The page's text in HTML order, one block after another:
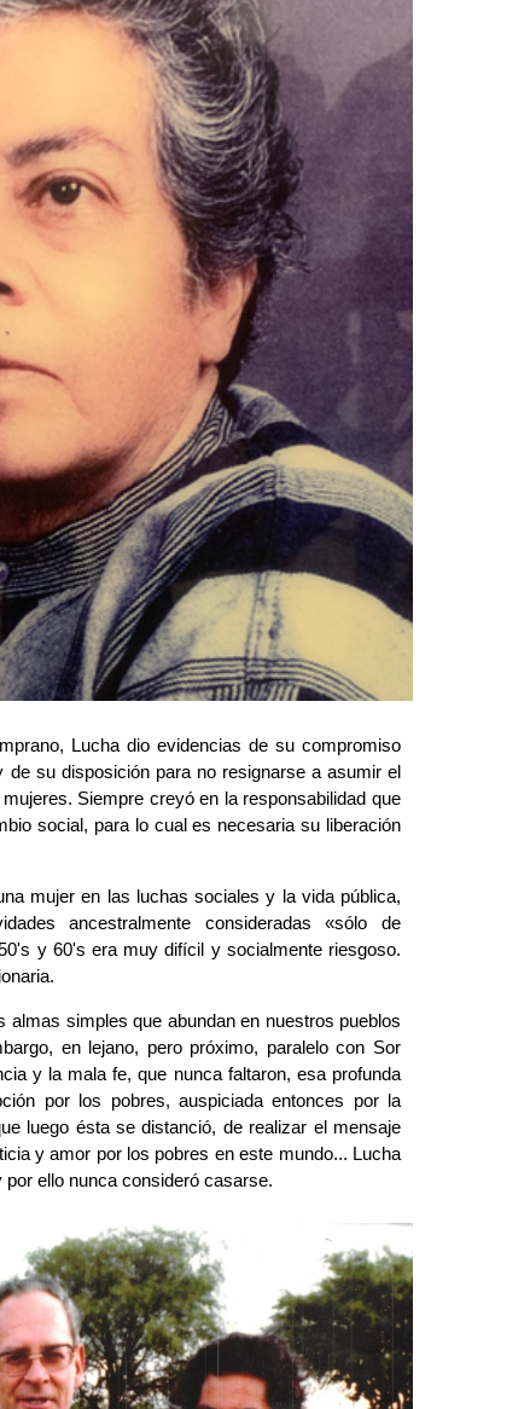
Lucha dio evidencias de su compromiso
su disposición para no resignarse a asumir el
Siempre creyó en la responsabilidad que
social, para lo cual es necesaria su liberación
mujer en las luchas sociales y la vida pública,
ancestralmente consideradas «sólo de
y 60's era muy difícil y socialmente riesgoso.
almas simples que abundan en nuestros pueblos
en lejano, pero próximo, paralelo con Sor
y la mala fe, que nunca faltaron, esa profunda
por los pobres, auspiciada entonces por la
luego ésta se distanció, de realizar el mensaje
y amor por los pobres en este mundo... Lucha
ello nunca consideró casarse.